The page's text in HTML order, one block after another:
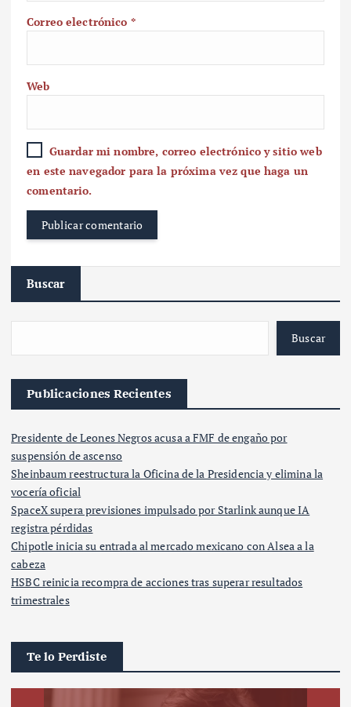
Correo electrónico *
Web
Guardar mi nombre, correo electrónico y sitio web
en este navegador para la próxima vez que haga un
comentario.
Buscar
Buscar
Publicaciones Recientes
Presidente de Leones Negros acusa a FMF de engaño por
suspensión de ascenso
Sheinbaum reestructura la Oficina de la Presidencia y elimina la
vocería oficial
SpaceX supera previsiones impulsado por Starlink aunque IA
registra pérdidas
Chipotle inicia su entrada al mercado mexicano con Alsea a la
cabeza
HSBC reinicia recompra de acciones tras superar resultados
trimestrales
Te lo Perdiste